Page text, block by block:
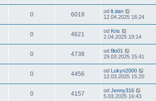
0 6018 od lt.dan
12.04.2025 16:24
0 4621 od Kris
2.04.2025 19:14
0 4738 od filo01
29.03.2025 15:41
0 4456 od Lukyn2000
12.03.2025 15:20
0 4157 od Jenny316
5.03.2025 16:43